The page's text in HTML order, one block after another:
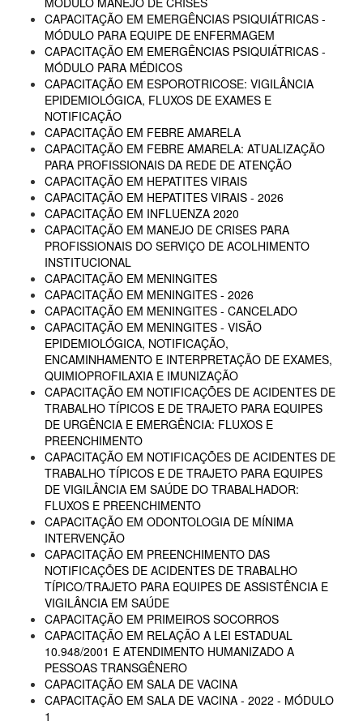
CAPACITAÇÃO EM EMERGÊNCIAS PSIQUIÁTRICAS -
MÓDULO PARA EQUIPE DE ENFERMAGEM
CAPACITAÇÃO EM EMERGÊNCIAS PSIQUIÁTRICAS -
MÓDULO PARA MÉDICOS
CAPACITAÇÃO EM ESPOROTRICOSE: VIGILÂNCIA
EPIDEMIOLÓGICA, FLUXOS DE EXAMES E
NOTIFICAÇÃO
CAPACITAÇÃO EM FEBRE AMARELA
CAPACITAÇÃO EM FEBRE AMARELA: ATUALIZAÇÃO
PARA PROFISSIONAIS DA REDE DE ATENÇÃO
CAPACITAÇÃO EM HEPATITES VIRAIS
CAPACITAÇÃO EM HEPATITES VIRAIS - 2026
CAPACITAÇÃO EM INFLUENZA 2020
CAPACITAÇÃO EM MANEJO DE CRISES PARA
PROFISSIONAIS DO SERVIÇO DE ACOLHIMENTO
INSTITUCIONAL
CAPACITAÇÃO EM MENINGITES
CAPACITAÇÃO EM MENINGITES - 2026
CAPACITAÇÃO EM MENINGITES - CANCELADO
CAPACITAÇÃO EM MENINGITES - VISÃO
EPIDEMIOLÓGICA, NOTIFICAÇÃO,
ENCAMINHAMENTO E INTERPRETAÇÃO DE EXAMES,
QUIMIOPROFILAXIA E IMUNIZAÇÃO
CAPACITAÇÃO EM NOTIFICAÇÕES DE ACIDENTES DE
TRABALHO TÍPICOS E DE TRAJETO PARA EQUIPES
DE URGÊNCIA E EMERGÊNCIA: FLUXOS E
PREENCHIMENTO
CAPACITAÇÃO EM NOTIFICAÇÕES DE ACIDENTES DE
TRABALHO TÍPICOS E DE TRAJETO PARA EQUIPES
DE VIGILÂNCIA EM SAÚDE DO TRABALHADOR:
FLUXOS E PREENCHIMENTO
CAPACITAÇÃO EM ODONTOLOGIA DE MÍNIMA
INTERVENÇÃO
CAPACITAÇÃO EM PREENCHIMENTO DAS
NOTIFICAÇÕES DE ACIDENTES DE TRABALHO
TÍPICO/TRAJETO PARA EQUIPES DE ASSISTÊNCIA E
VIGILÂNCIA EM SAÚDE
CAPACITAÇÃO EM PRIMEIROS SOCORROS
CAPACITAÇÃO EM RELAÇÃO A LEI ESTADUAL
10.948/2001 E ATENDIMENTO HUMANIZADO A
PESSOAS TRANSGÊNERO
CAPACITAÇÃO EM SALA DE VACINA
CAPACITAÇÃO EM SALA DE VACINA - 2022 - MÓDULO
1